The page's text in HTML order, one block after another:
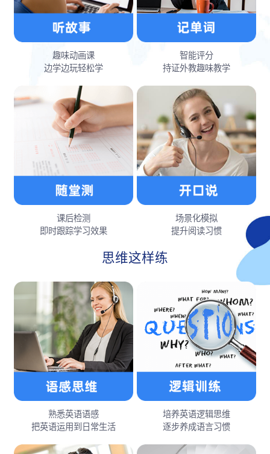
趣味动画课
边学边玩轻松学
智能评分
持证外教趣味教学
课后检测
即时跟踪学习效果
场景化模拟
提升阅读习惯
思维这样练
熟悉英语语感
把英语运用到日常生活
培养英语逻辑思维
逐步养成语言习惯